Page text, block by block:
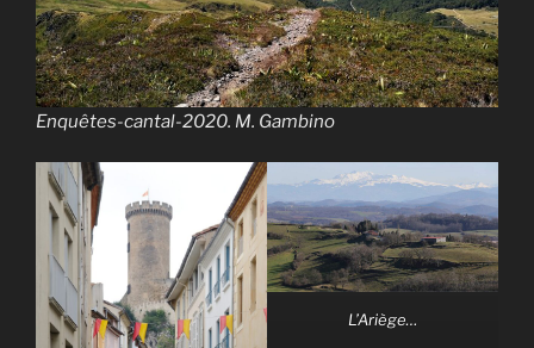
Enquêtes-cantal-2020. M. Gambino
L’Ariège…